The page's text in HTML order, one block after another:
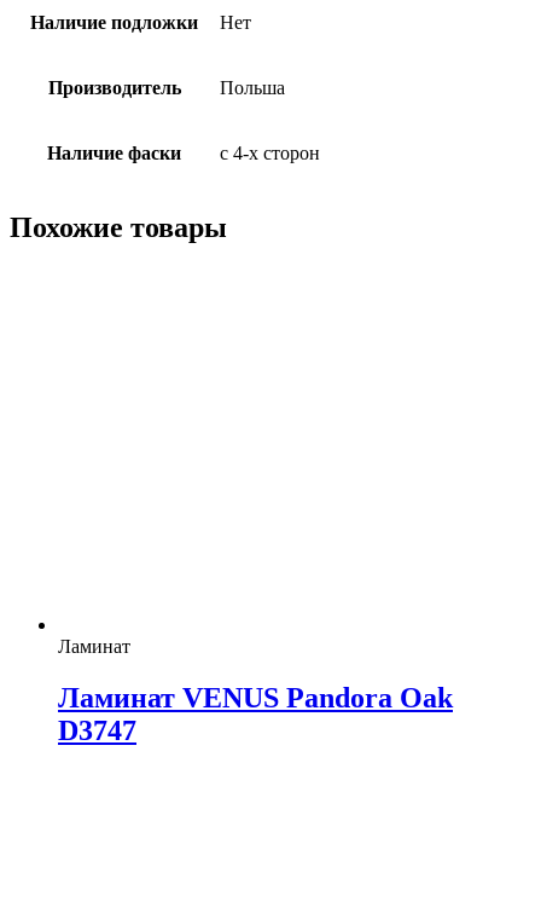
Наличие подложки Нет
Производитель Польша
Наличие фаски с 4-х сторон
Похожие товары
Ламинат
Ламинат VENUS Pandora Oak
D3747